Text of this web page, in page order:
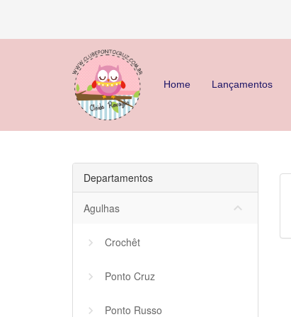
Home Lançamentos
Departamentos
Agulhas keyboard_arrow_down
Crochêt
Ponto Cruz
Ponto Russo